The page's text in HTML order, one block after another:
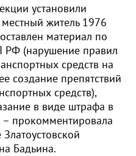
установили
житель 1976
материал по
РФ (нарушение правил
средств на
создание препятствий
средств),
в виде штрафа в
– прокомментировала
Бадьина.